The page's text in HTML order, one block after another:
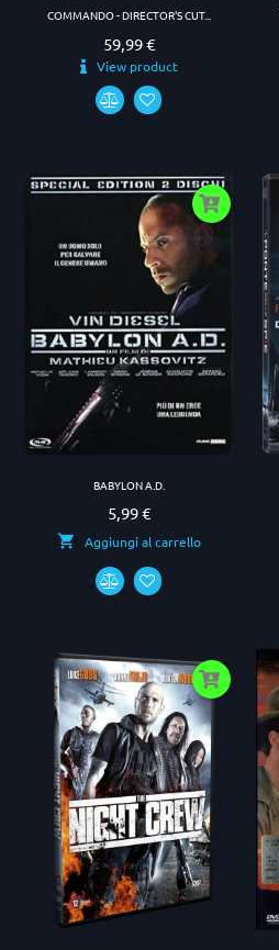
COMMANDO - DIRECTOR'S CUT...
Prezzo
59,99 €
View product
BABYLON A.D.
Prezzo
5,99 €
Aggiungi al carrello